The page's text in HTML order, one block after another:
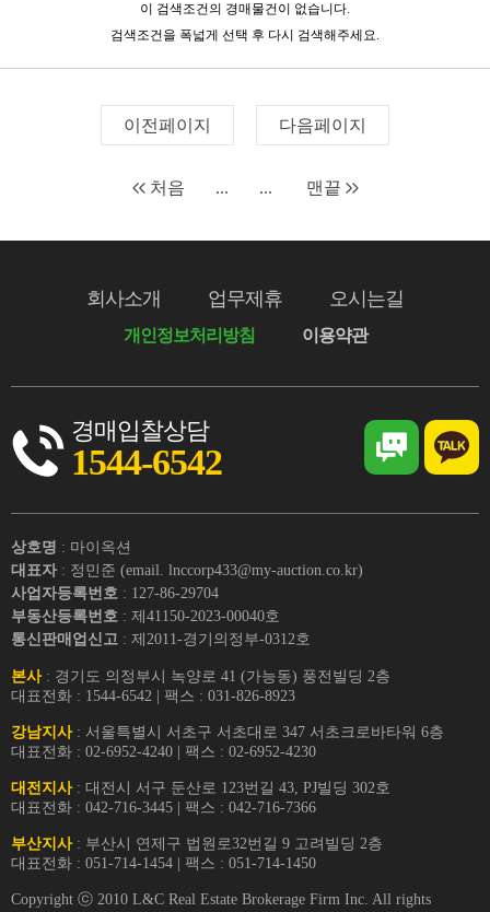
이 검색조건의 경매물건이 없습니다.
검색조건을 폭넓게 선택 후 다시 검색해주세요.
이전페이지 다음페이지
처음 ... ... 맨끝
회사소개 업무제휴 오시는길
개인정보처리방침 이용약관
경매입찰상담
1544-6542
상호명 : 마이옥션
대표자 : 정민준 (email. lnccorp433@my-auction.co.kr)
사업자등록번호 : 127-86-29704
부동산등록번호 : 제41150-2023-00040호
통신판매업신고 : 제2011-경기의정부-0312호
본사: 경기도 의정부시 녹양로 41 (가능동) 풍전빌딩 2층
대표전화 : 1544-6542 | 팩스 : 031-826-8923
강남지사: 서울특별시 서초구 서초대로 347 서초크로바타워 6층
대표전화 : 02-6952-4240 | 팩스 : 02-6952-4230
대전지사: 대전시 서구 둔산로 123번길 43, PJ빌딩 302호
대표전화 : 042-716-3445 | 팩스 : 042-716-7366
부산지사: 부산시 연제구 법원로32번길 9 고려빌딩 2층
대표전화 : 051-714-1454 | 팩스 : 051-714-1450
Copyright ⓒ 2010 L&C Real Estate Brokerage Firm Inc. All rights